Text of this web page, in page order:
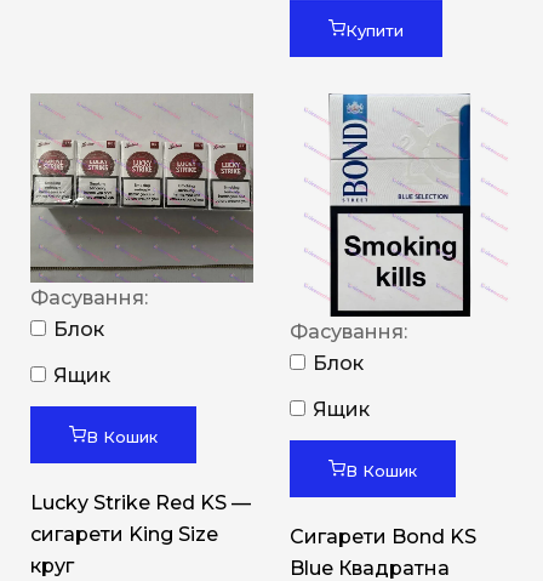
Купити
Фасування:
Блок
Ящик
В Кошик
Lucky Strike Red KS —
сигарети King Size
круг
Фасування:
Блок
Ящик
В Кошик
Сигарети Bond KS
Blue Квадратна